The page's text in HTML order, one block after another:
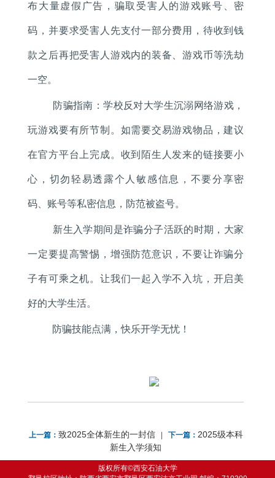
布大量虚假广告，骗取受害人的游戏账号、密
码，并要求受害人先支付一部分费用，待收到钱
款之后再把受害人游戏内的装备、游戏币等洗劫
一空。
防骗指南：学校反对大学生沉溺网络游戏，
玩游戏要有所节制。如需要交易游戏物品，建议
在官方平台上完成。收到陌生人发来的链接要小
心，切勿轻易透露个人敏感信息，不要分享密
码、账号等私密信息，防范被盗号。
新生入学期间是诈骗分子活跃的时期，大家
一定要提高警惕，增强防范意识，不要让诈骗分
子有可乘之机。让我们一起入学不入坑，开启美
好的大学生活。
防骗技能点满，快乐开学无忧！
上一篇： 致2025全体新生的一封信| 下一篇： 2025级本科
新生入学须知
版权所有©西安石油大学